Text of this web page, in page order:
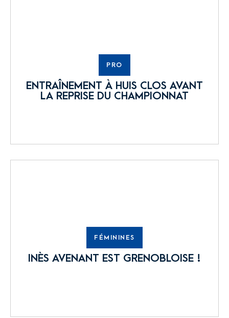
PRO
ENTRAÎNEMENT À HUIS CLOS AVANT
LA REPRISE DU CHAMPIONNAT
FÉMININES
INÈS AVENANT EST GRENOBLOISE !